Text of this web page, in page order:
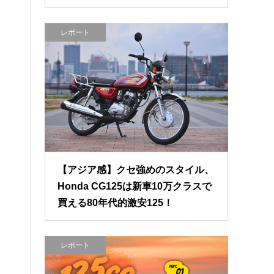
レポート
【アジア感】クセ強めのスタイル、
Honda CG125は新車10万クラスで
買える80年代的激安125！
レポート